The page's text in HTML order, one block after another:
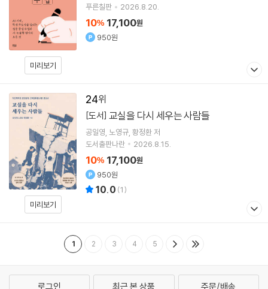
미리보기
푸른칠판
2026.8.20.
10% 17,100원
950원
24
미리보기
[도서] 교실을 다시 세우는 사람들
공일영 노영규 황정환저
도서출판나란
2026.8.15.
10% 17,100원
950원
10.0 (1)
1 2 3 4 5
로그인 최근 본 상품 주문/배송